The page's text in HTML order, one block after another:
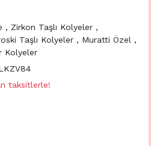
, Zirkon Taşlı Kolyeler ,
Taşlı Kolyeler , Muratti Özel ,
Kolyeler
taksitlerle!